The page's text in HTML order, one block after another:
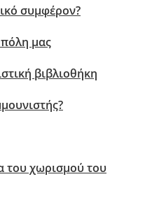
συμφέρον?
μας
βιβλιοθήκη
του χωρισμού του